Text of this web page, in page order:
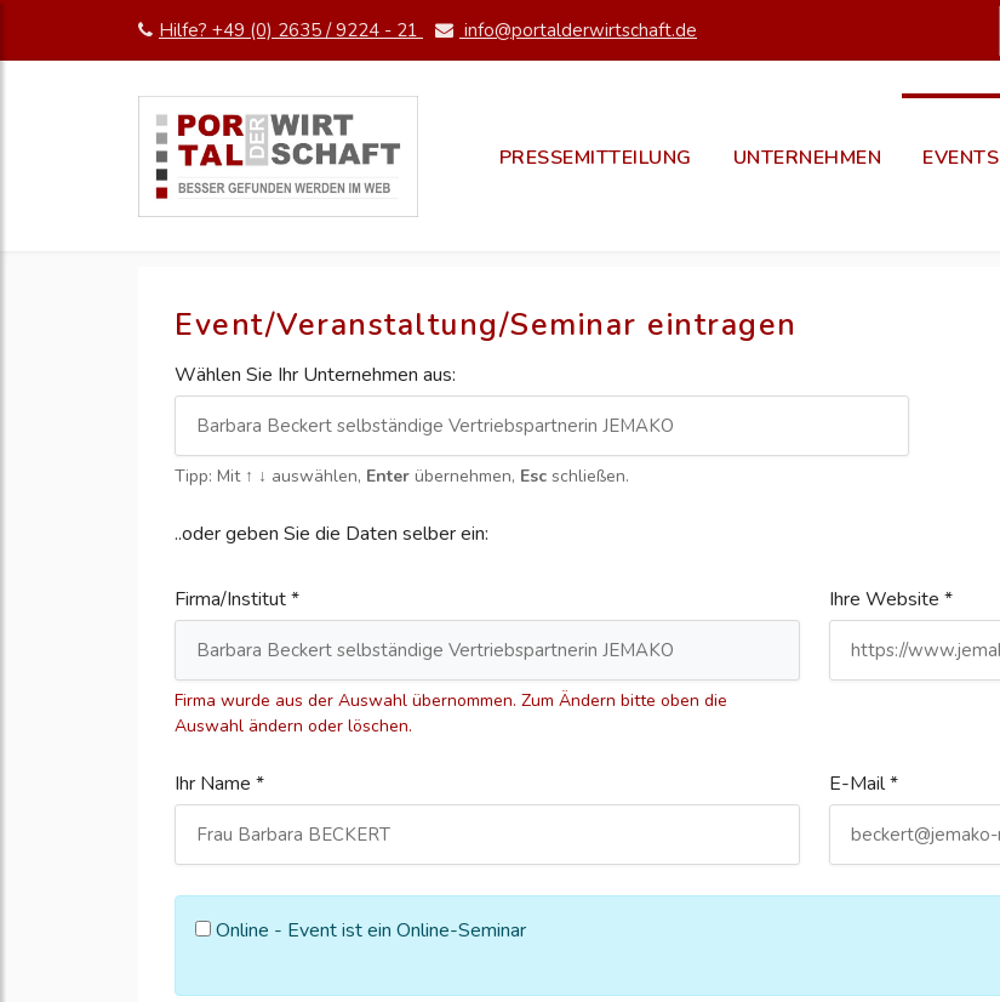
Hilfe? +49 (0) 2635 / 9224 - 21 info@portalderwirtschaft.de
PRESSEMITTEILUNG UNTERNEHMEN EVENTS
Event/Veranstaltung/Seminar eintragen
Wählen Sie Ihr Unternehmen aus:
Tipp: Mit ↑ ↓ auswählen, Enter übernehmen, Esc schließen.
..oder geben Sie die Daten selber ein:
Firma/Institut *
Firma wurde aus der Auswahl übernommen. Zum Ändern bitte oben die
Auswahl ändern oder löschen.
Ihre Website *
Ihr Name * E-Mail *
Online - Event ist ein Online-Seminar